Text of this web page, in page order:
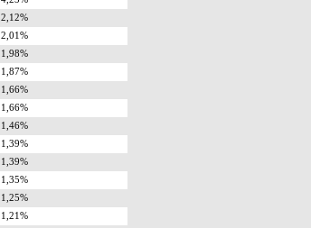
2,12%
2,01%
1,98%
1,87%
1,66%
1,66%
1,46%
1,39%
1,39%
1,35%
1,25%
1,21%